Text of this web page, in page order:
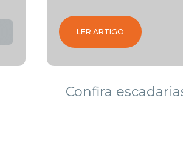
LER ARTIGO
Confira